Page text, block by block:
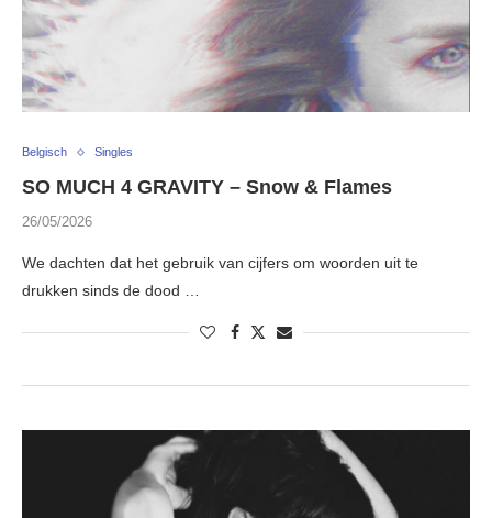
Belgisch Singles
SO MUCH 4 GRAVITY – Snow & Flames
26/05/2026
We dachten dat het gebruik van cijfers om woorden uit te
drukken sinds de dood …